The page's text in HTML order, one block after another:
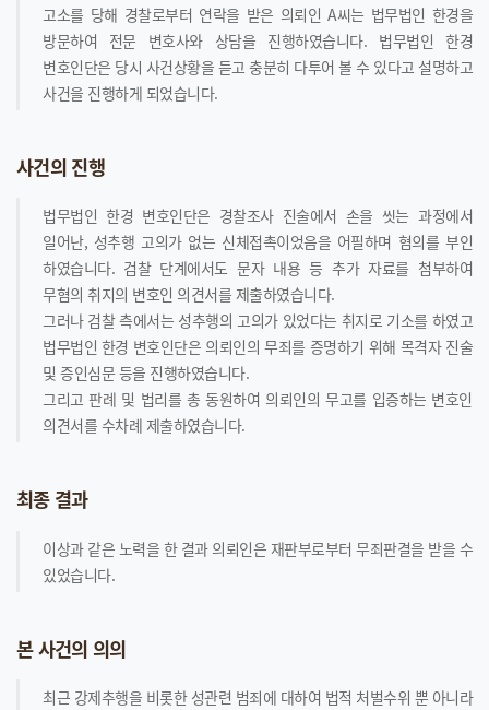
고소를 당해 경찰로부터 연락을 받은 의뢰인 A씨는 법무법인 한경을
방문하여 전문 변호사와 상담을 진행하였습니다. 법무법인 한경
변호인단은 당시 사건상황을 듣고 충분히 다투어 볼 수 있다고 설명하고
사건을 진행하게 되었습니다.
사건의 진행
법무법인 한경 변호인단은 경찰조사 진술에서 손을 씻는 과정에서
일어난, 성추행 고의가 없는 신체접촉이었음을 어필하며 혐의를 부인
하였습니다. 검찰 단계에서도 문자 내용 등 추가 자료를 첨부하여
무혐의 취지의 변호인 의견서를 제출하였습니다.
그러나 검찰 측에서는 성추행의 고의가 있었다는 취지로 기소를 하였고
법무법인 한경 변호인단은 의뢰인의 무죄를 증명하기 위해 목격자 진술
및 증인심문 등을 진행하였습니다.
그리고 판례 및 법리를 총 동원하여 의뢰인의 무고를 입증하는 변호인
의견서를 수차례 제출하였습니다.
최종 결과
이상과 같은 노력을 한 결과 의뢰인은 재판부로부터 무죄판결을 받을 수
있었습니다.
본 사건의 의의
최근 강제추행을 비롯한 성관련 범죄에 대하여 법적 처벌수위 뿐 아니라